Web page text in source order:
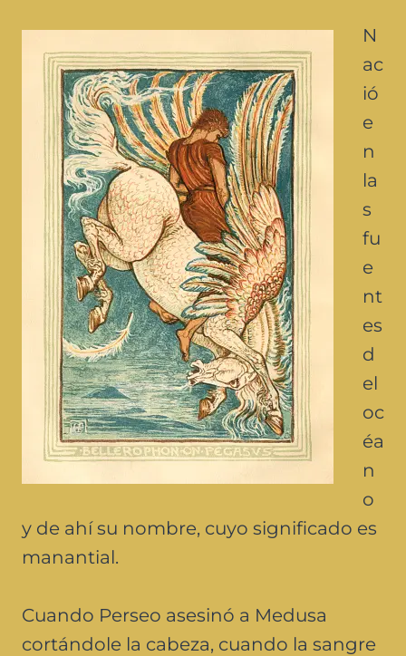
N
ac
ió
e
n
la
s
fu
e
nt
es
d
el
oc
éa
n
o
y de ahí su nombre, cuyo significado es
manantial.
Cuando Perseo asesinó a Medusa
cortándole la cabeza, cuando la sangre